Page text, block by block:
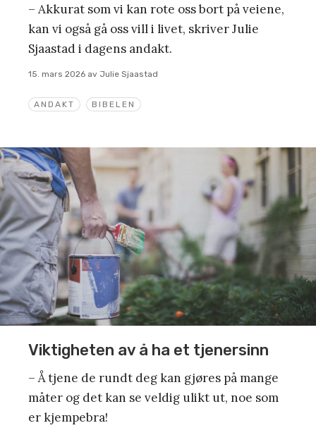
ANDAKT BIBELEN
– Akkurat som vi kan rote oss bort på veiene,
kan vi også gå oss vill i livet, skriver Julie
Sjaastad i dagens andakt.
15. mars 2026 av Julie Sjaastad
Viktigheten av å ha et tjenersinn
– Å tjene de rundt deg kan gjøres på mange
måter og det kan se veldig ulikt ut, noe som
er kjempebra!